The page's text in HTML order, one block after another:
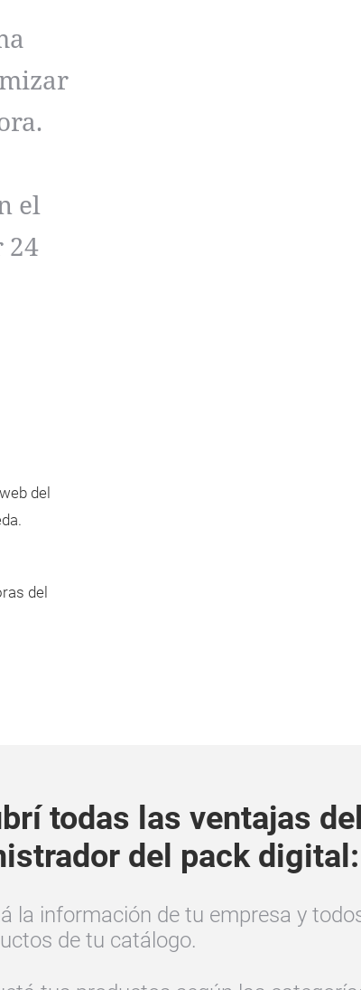
el
24
del
del
todas las ventajas del
del pack digital:
la información de tu empresa y
de tu catálogo.